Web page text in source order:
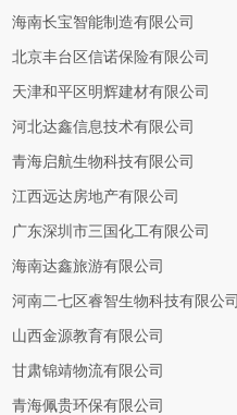
海南长宝智能制造有限公司
北京丰台区信诺保险有限公司
天津和平区明辉建材有限公司
河北达鑫信息技术有限公司
青海启航生物科技有限公司
江西远达房地产有限公司
广东深圳市三国化工有限公司
海南达鑫旅游有限公司
河南二七区睿智生物科技有限公司
山西金源教育有限公司
甘肃锦靖物流有限公司
青海佩贵环保有限公司